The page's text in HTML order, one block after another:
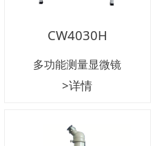
CW4030H
多功能测量显微镜
>详情